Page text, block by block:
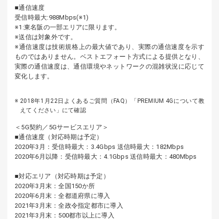
■通信速度
受信時最大:988Mbps(※1)
※1:東名阪の一部エリアに限ります。
※送信は対象外です。
※通信速度は技術規格上の最大値であり、実際の通信速度を示す
ものではありません。ベストエフォート方式による提供となり、
実際の通信速度は、通信環境やネットワークの混雑状況に応じて
変化します。
2018年1月22日よくあるご質問（FAQ）「PREMIUM 4Gについて教
えてください」にて確認
＜5G契約／5Gサービスエリア＞
■通信速度（対応時期は予定）
2020年3月：受信時最大：3.4Gbps 送信時最大：182Mbps
2020年6月以降：受信時最大：4.1Gbps 送信時最大：480Mbps
■対応エリア（対応時期は予定）
2020年3月末：全国150か所
2020年6月末：全都道府県に導入
2021年3月末：全政令指定都市に導入
2021年3月末：500都市以上に導入